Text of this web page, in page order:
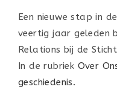
Een nieuwe stap in
veertig jaar geleden
Relations bij de
In de rubriek Over
geschiedenis.